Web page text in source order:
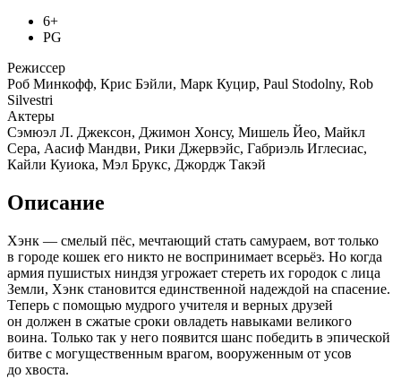
6+
PG
Режиссер
Роб Минкофф, Крис Бэйли, Марк Куцир, Paul Stodolny, Rob
Silvestri
Актеры
Сэмюэл Л. Джексон, Джимон Хонсу, Мишель Йео, Майкл
Сера, Аасиф Мандви, Рики Джервэйс, Габриэль Иглесиас,
Кайли Куиока, Мэл Брукс, Джордж Такэй
Описание
Хэнк — смелый пёс, мечтающий стать самураем, вот только
в городе кошек его никто не воспринимает всерьёз. Но когда
армия пушистых ниндзя угрожает стереть их городок с лица
Земли, Хэнк становится единственной надеждой на спасение.
Теперь с помощью мудрого учителя и верных друзей
он должен в сжатые сроки овладеть навыками великого
воина. Только так у него появится шанс победить в эпической
битве с могущественным врагом, вооруженным от усов
до хвоста.